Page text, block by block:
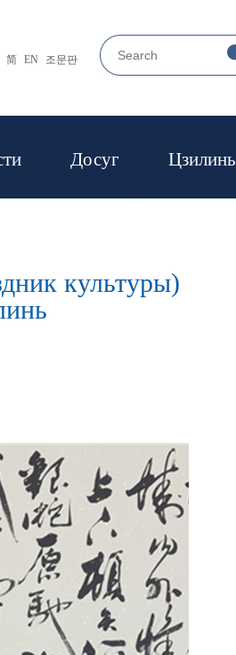
简 EN 조문판
Досуг Цзилинь
культуры)